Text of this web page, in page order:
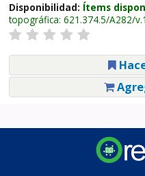
Disponibilidad: Ítems
topográfica: 621.374.5/A282/